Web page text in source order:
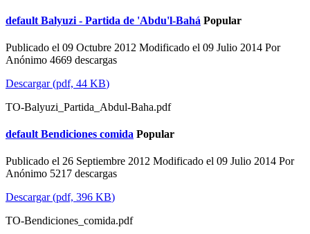
default Balyuzi - Partida de 'Abdu'l-Bahá Popular
Publicado el 09 Octubre 2012 Modificado el 09 Julio 2014 Por
Anónimo 4669 descargas
Descargar(pdf, 44 KB)
TO-Balyuzi_Partida_Abdul-Baha.pdf
default Bendiciones comida Popular
Publicado el 26 Septiembre 2012 Modificado el 09 Julio 2014 Por
Anónimo 5217 descargas
Descargar(pdf, 396 KB)
TO-Bendiciones_comida.pdf